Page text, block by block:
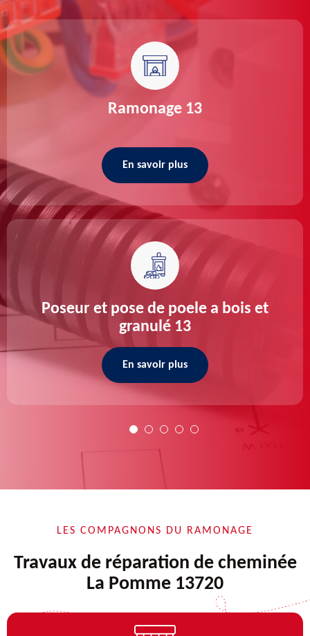
Ramonage 13
En savoir plus
Poseur et pose de poele a bois et
granulé 13
En savoir plus
LES COMPAGNONS DU RAMONAGE
Travaux de réparation de cheminée
La Pomme 13720